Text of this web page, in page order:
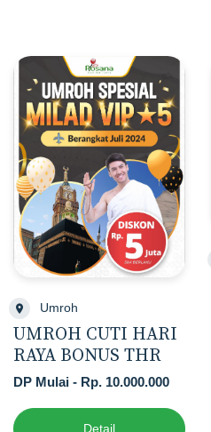
Umroh
UMROH CUTI HARI
RAYA BONUS THR
DP Mulai - Rp. 10.000.000
Detail